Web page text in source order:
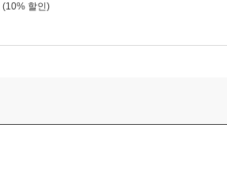
(10% 할인)